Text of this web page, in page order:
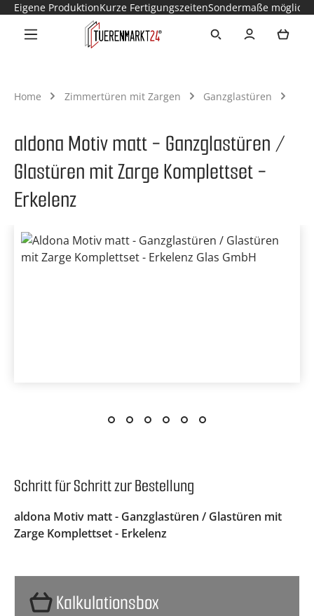
Zum Hauptinhalt springen
Eigene ProduktionKurze FertigungszeitenSondermaße möglich
Home Zimmertüren mit Zargen Ganzglastüren
aldona Motiv matt - Ganzglastüren /
Glastüren mit Zarge Komplettset -
Erkelenz
Bildergalerie überspringen
Schritt für Schritt zur Bestellung
aldona Motiv matt - Ganzglastüren / Glastüren mit
Zarge Komplettset - Erkelenz
Kalkulationsbox